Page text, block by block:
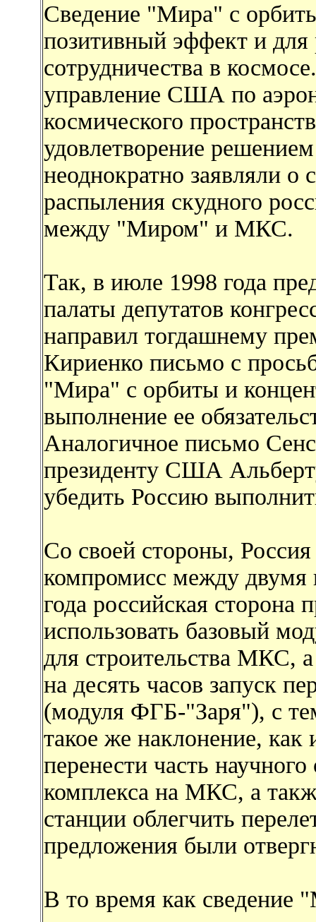
Сведение "Мира" с
позитивный эффект и для
сотрудничества в
управление США по
космического
удовлетворение
неоднократно заявляли о
распыления скудного
между "Миром" и МКС.
Так, в июле 1998 года
палаты депутатов
направил тогдашнему
Кириенко письмо с
"Мира" с орбиты и
выполнение ее
Аналогичное письмо
президенту США
убедить Россию
Со своей стороны,
компромисс между двумя
года российская сторона
использовать базовый
для строительства МКС,
на десять часов запуск
(модуля ФГБ-"Заря"), с
такое же наклонение,
перенести часть
комплекса на МКС, а
станции облегчить
предложения были
В то время как сведение